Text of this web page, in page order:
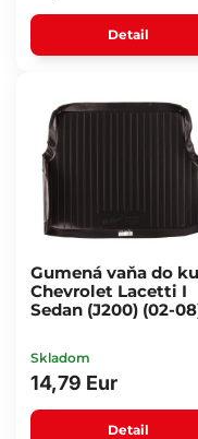
Detail
Gumená vaňa do
Chevrolet Lacetti I
Sedan (J200) (02-
Skladom
14,79 Eur
Detail